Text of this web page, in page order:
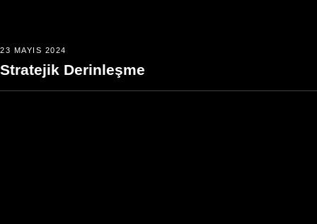
23 MAYIS 2024
Stratejik Derinleşme